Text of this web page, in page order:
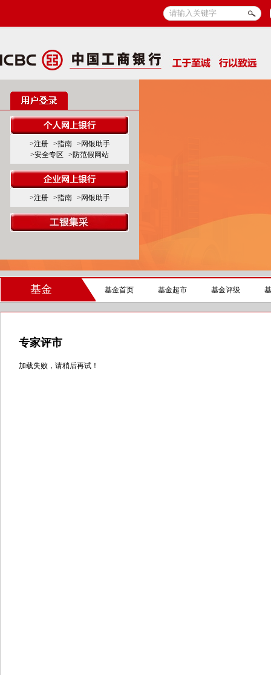
>注册 >指南
>网银助手
>安全专区
>防范假网站
>注册 >指南 >网银助手
基金 基金首页 基金超市 基金评级
专家评市
加载失败，请稍后再试！